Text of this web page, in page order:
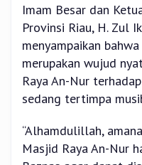
Imam Besar dan
Provinsi Riau, H. Zul
menyampaikan
merupakan wujud
Raya An-Nur
sedang tertimpa
“Alhamdulillah,
Masjid Raya An-Nur